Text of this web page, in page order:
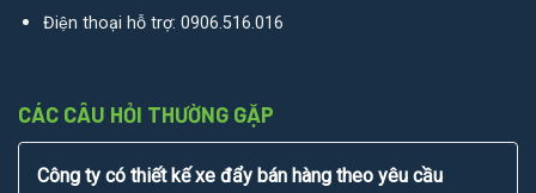
Điện thoại hỗ trợ: 0906.516.016
CÁC CÂU HỎI THƯỜNG GẶP
Công ty có thiết kế xe đẩy bán hàng theo yêu cầu